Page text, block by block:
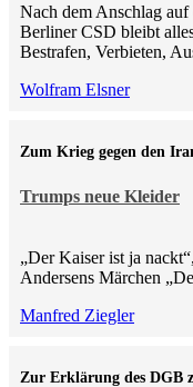
Nach dem Anschlag
Berliner CSD bleibt
Bestrafen, Verbieten,
Wolfram Elsner
Trumps neue Kleider
Zum Krieg gegen den
„Der Kaiser ist ja
Andersens Märchen
Manfred Ziegler
Zur Erklärung des DGB